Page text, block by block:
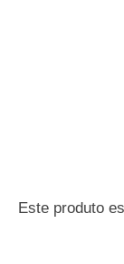
Este produto